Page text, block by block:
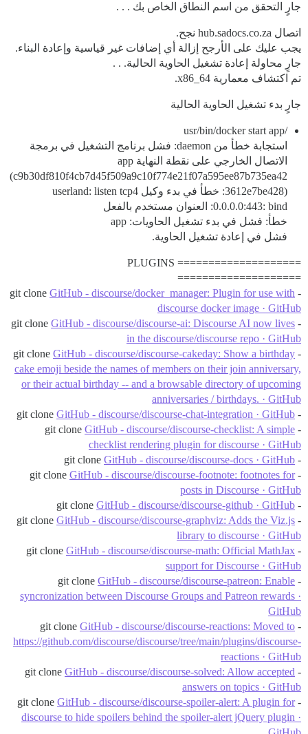
جارٍ التحقق من اسم النطاق الخاص بك . . .
اتصال hub.sadocs.co.za نجح.
يجب عليك على الأرجح إزالة أي إضافات غير قياسية وإعادة البناء.
جارٍ محاولة إعادة تشغيل الحاوية الحالية. . .
تم اكتشاف معمارية x86_64.
جارٍ بدء تشغيل الحاوية الحالية
/usr/bin/docker start app
استجابة خطأ من daemon: فشل برنامج التشغيل في برمجة
الاتصال الخارجي على نقطة النهاية app
(c9b30df810f4cb7d45f509a9c10f774e21f07a595ee87b735ea42
3612e7be428): خطأ في بدء وكيل userland: listen tcp4
0.0.0.0:443: bind: العنوان مستخدم بالفعل
خطأ: فشل في بدء تشغيل الحاويات: app
فشل في إعادة تشغيل الحاوية.
==================== PLUGINS
====================
- git clone
GitHub - discourse/docker_manager: Plugin for use with
discourse docker image · GitHub
- git clone
GitHub - discourse/discourse-ai: Discourse AI now lives
in the discourse/discourse repo · GitHub
- git clone
GitHub - discourse/discourse-cakeday: Show a birthday
cake emoji beside the names of members on their join anniversary,
or their actual birthday -- and a browsable directory of upcoming
anniversaries / birthdays. · GitHub
- git clone
GitHub - discourse/discourse-chat-integration · GitHub
- git clone
GitHub - discourse/discourse-checklist: A simple
checklist rendering plugin for discourse · GitHub
- git clone
GitHub - discourse/discourse-docs · GitHub
- git clone
GitHub - discourse/discourse-footnote: footnotes for
posts in Discourse · GitHub
- git clone
GitHub - discourse/discourse-github · GitHub
- git clone
GitHub - discourse/discourse-graphviz: Adds the Viz.js
library to discourse · GitHub
- git clone
GitHub - discourse/discourse-math: Official MathJax
support for Discourse · GitHub
- git clone
GitHub - discourse/discourse-patreon: Enable
syncronization between Discourse Groups and Patreon rewards ·
GitHub
- git clone
GitHub - discourse/discourse-reactions: Moved to
https://github.com/discourse/discourse/tree/main/plugins/discourse-
reactions · GitHub
- git clone
GitHub - discourse/discourse-solved: Allow accepted
answers on topics · GitHub
- git clone
GitHub - discourse/discourse-spoiler-alert: A plugin for
discourse to hide spoilers behind the spoiler-alert jQuery plugin ·